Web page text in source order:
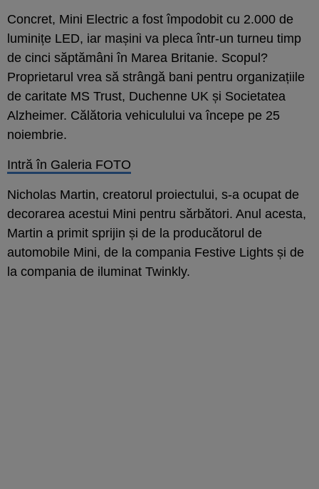
Concret, Mini Electric a fost împodobit cu 2.000 de
luminițe LED, iar mașini va pleca într-un turneu timp
de cinci săptămâni în Marea Britanie. Scopul?
Proprietarul vrea să strângă bani pentru organizațiile
de caritate MS Trust, Duchenne UK și Societatea
Alzheimer. Călătoria vehiculului va începe pe 25
noiembrie.
Intră în Galeria FOTO
Nicholas Martin, creatorul proiectului, s-a ocupat de
decorarea acestui Mini pentru sărbători. Anul acesta,
Martin a primit sprijin și de la producătorul de
automobile Mini, de la compania Festive Lights și de
la compania de iluminat Twinkly.